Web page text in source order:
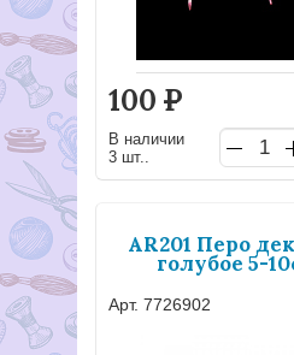
100 Р
В наличии
3 шт..
AR201 Перо
голубое 5-
Арт. 7726902